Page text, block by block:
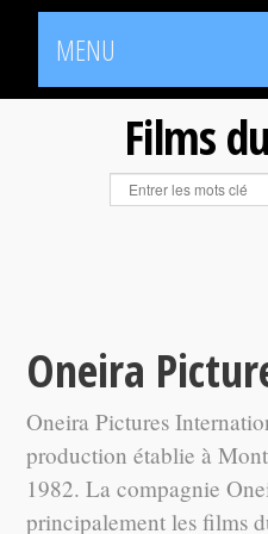
MENU
Films
Oneira
Oneira Pictures
production établie à
1982. La compagnie
principalement les films